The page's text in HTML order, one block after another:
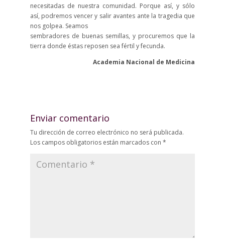
necesitadas de nuestra comunidad. Porque así, y sólo
así, podremos vencer y salir avantes ante la tragedia que
nos golpea. Seamos
sembradores de buenas semillas, y procuremos que la
tierra donde éstas reposen sea fértil y fecunda.
Academia Nacional de Medicina
Enviar comentario
Tu dirección de correo electrónico no será publicada.
Los campos obligatorios están marcados con *